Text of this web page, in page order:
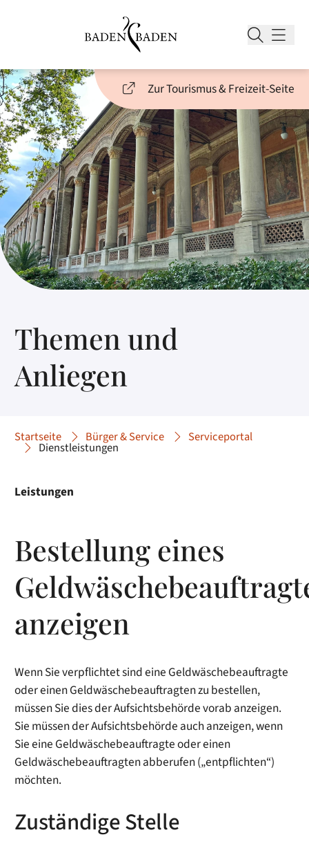
Zur Tourismus & Freizeit-Seite
Themen und
Anliegen
Startseite Bürger & Service Serviceportal
Dienstleistungen
Leistungen
Bestellung eines
anzeigen
Wenn Sie verpflichtet sind eine Geldwäschebeauftragte
oder einen Geldwäschebeauftragten zu bestellen,
müssen Sie dies der Aufsichtsbehörde vorab anzeigen.
Sie müssen der Aufsichtsbehörde auch anzeigen, wenn
Sie eine Geldwäschebeauftragte oder einen
Geldwäschebeauftragten abberufen („entpflichten“)
möchten.
Zuständige Stelle